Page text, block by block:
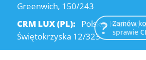
Greenwich, 150/243
CRM LUX (PL): Polska, Kraków,
Świętokrzyska 12/323
Zamów
sprawie